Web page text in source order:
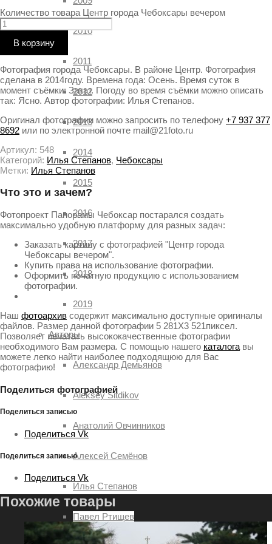
2010
2011
2012
2013
2014
2015
2016
2017
2018
2019
Авторы
Александр Демьянов
Aleksey Sitdikov
Анатолий Овчинников
Алексей Семёнов
Илья Степанов
Павел Ртищев
Количество товара Центр города Чебоксары вечером
В корзину
Фотография города Чебоксары. В районе Центр. Фотография
сделана в 2014году. Времена года: Осень. Время суток в
момент съёмки: Закат. Погоду во время съёмки можно описать
так: Ясно. Автор фотографии: Илья Степанов.
Оригинал фотографии можно запросить по телефону +7 937 377
8692 или по электронной почте mail@21foto.ru
Артикул: 548
Категорий: Илья Степанов, Чебоксары
Метки: Илья Степанов
Что это и зачем?
Фотопроект Панорамы Чебоксар постарался создать
максимально удобную платформу для разных задач:
Заказать картину с фотографией "Центр города
Чебоксары вечером".
Купить права на использование фотографии.
Оформить печатную продукцию с использованием
фотографии.
Наш фотоархив содержит максимально доступные оригиналы
файлов. Размер данной фотографии 5 281X3 521пиксел.
Позволяет печатать высококачественные фотографии
необходимого Вам размера. С помощью нашего каталога вы
можете легко найти наиболее подходящюю для Вас
фотографию!
Поделиться фотографией
Поделиться записью
Поделиться Vk
Поделиться записью
Поделиться Vk
Похожие товары